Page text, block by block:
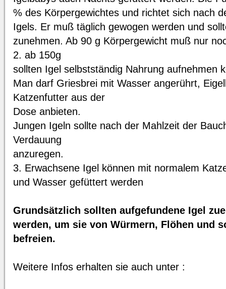
% des Körpergewichtes und richtet sich nach
Igels. Er muß täglich gewogen werden und
zunehmen. Ab 90 g Körpergewicht muß nur
2. ab 150g
sollten Igel selbstständig Nahrung aufnehmen
Man darf Griesbrei mit Wasser angerührt,
Katzenfutter aus der
Dose anbieten.
Jungen Igeln sollte nach der Mahlzeit der
Verdauung
anzuregen.
3. Erwachsene Igel können mit normalem
und Wasser gefüttert werden
Grundsätzlich sollten aufgefundene Igel
werden, um sie von Würmern, Flöhen und
befreien.
Weitere Infos erhalten sie auch unter :